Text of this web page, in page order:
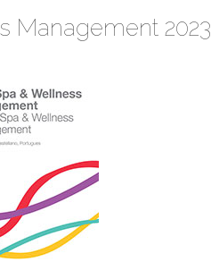
Management 2023